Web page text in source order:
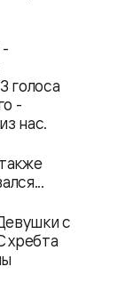
голоса
-
нас.
с
хребта